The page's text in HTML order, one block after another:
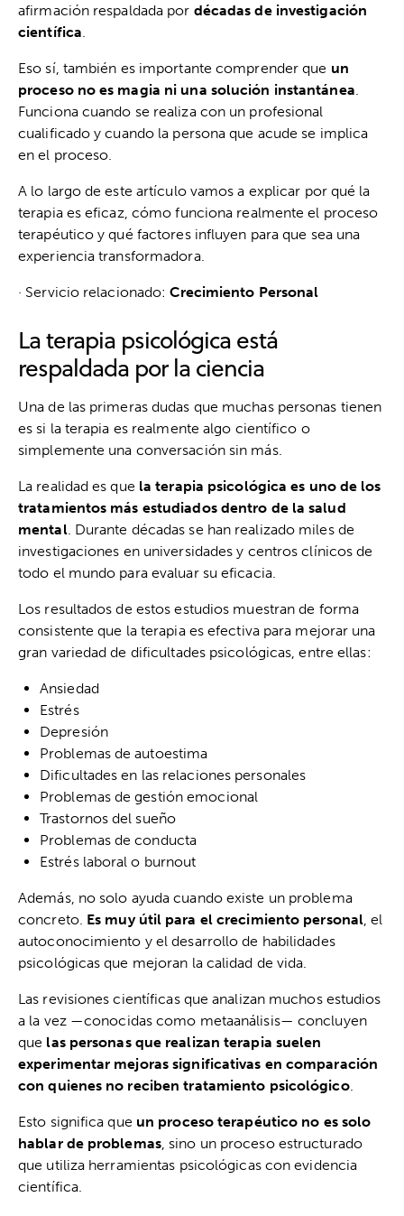
afirmación respaldada por décadas de investigación
científica
Eso sí, también es importante comprender que un
proceso no es magia ni una solución instantánea
Funciona cuando se realiza con un profesional
cualificado y cuando la persona que acude se implica
en el proceso.
A lo largo de este artículo vamos a explicar por qué la
terapia es eficaz, cómo funciona realmente el proceso
terapéutico y qué factores influyen para que sea una
experiencia transformadora.
· Servicio relacionado:Crecimiento Personal
La terapia psicológica está
respaldada por la ciencia
Una de las primeras dudas que muchas personas tienen
es si la terapia es realmente algo científico o
simplemente una conversación sin más.
La realidad es que la terapia psicológica es uno de los
tratamientos más estudiados dentro de la salud
mental. Durante décadas se han realizado miles de
investigaciones en universidades y centros clínicos de
todo el mundo para evaluar su eficacia.
Los resultados de estos estudios muestran de forma
consistente que la terapia es efectiva para mejorar una
gran variedad de dificultades psicológicas, entre ellas:
Ansiedad
Estrés
Depresión
Problemas de autoestima
Dificultades en las relaciones personales
Problemas de gestión emocional
Trastornos del sueño
Problemas de conducta
Estrés laboral o burnout
Además, no solo ayuda cuando existe un problema
concreto. Es muy útil para el crecimiento personal , el
autoconocimiento y el desarrollo de habilidades
psicológicas que mejoran la calidad de vida.
Las revisiones científicas que analizan muchos estudios
a la vez —conocidas como metaanálisis— concluyen
que las personas que realizan terapia suelen
experimentar mejoras significativas en comparación
con quienes no reciben tratamiento psicológico.
Esto significa que un proceso terapéutico no es solo
hablar de problemas, sino un proceso estructurado
que utiliza herramientas psicológicas con evidencia
científica.